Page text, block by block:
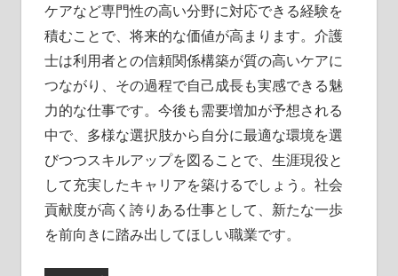
ケアなど専門性の高い分野に対応できる経験を
積むことで、将来的な価値が高まります。介護
士は利用者との信頼関係構築が質の高いケアに
つながり、その過程で自己成長も実感できる魅
力的な仕事です。今後も需要増加が予想される
中で、多様な選択肢から自分に最適な環境を選
びつつスキルアップを図ることで、生涯現役と
して充実したキャリアを築けるでしょう。社会
貢献度が高く誇りある仕事として、新たな一歩
を前向きに踏み出してほしい職業です。